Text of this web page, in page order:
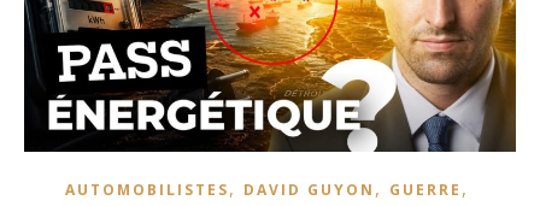
AUTOMOBILISTES, DAVID GUYON , GUERRE ,